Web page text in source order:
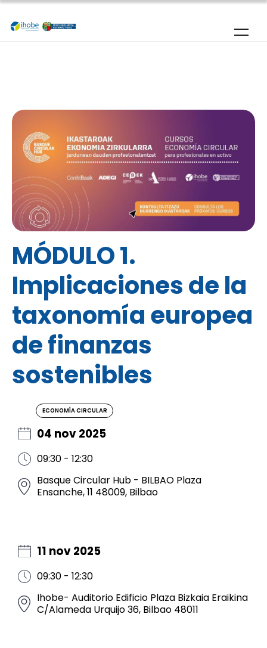
Pasar al contenido principal
MÓDULO 1.
Implicaciones de la
taxonomía europea
de finanzas
sostenibles
ECONOMÍA CIRCULAR
04 nov 2025
09:30 - 12:30
Basque Circular Hub - BILBAO Plaza
Ensanche, 11 48009, Bilbao
11 nov 2025
09:30 - 12:30
Ihobe- Auditorio Edificio Plaza Bizkaia Eraikina
C/Alameda Urquijo 36, Bilbao 48011